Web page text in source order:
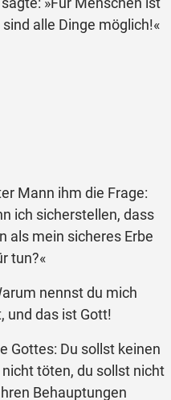
alle Dinge möglich!«
Mann ihm die Frage:
ich sicherstellen, dass
als mein sicheres Erbe
tun?«
nennst du mich
und das ist Gott!
Gottes: Du sollst keinen
töten, du sollst nicht
Behauptungen